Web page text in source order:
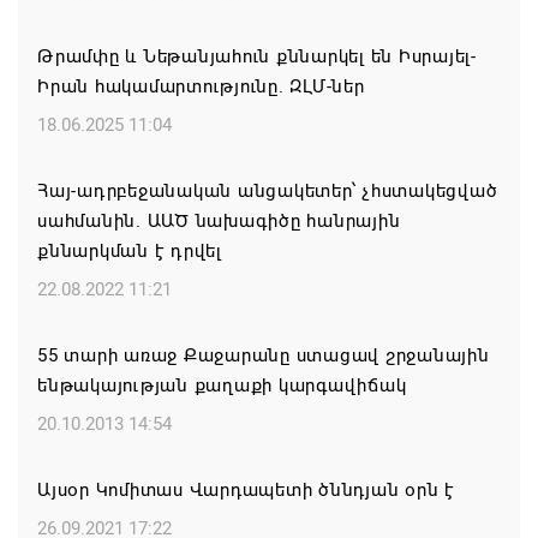
Եկեղեցու հեղինակության և նրա հոգևոր
առաքելության դեմ ուղղված ՀՀ
հակասահմանադրական են. ՀՅԴ Բյուրո
07.08.2026 11:52
ՀԲԸՄ-ն կոչ է անում կասեցնել Կաթողիկոսի եւ վեց
07.08.2026 11:50
Ավարտվեց Սյունիքի մարզի շախմատի
07.08.2026 11:42
Թրամփը և Նեթանյահուն քննարկել են Իսրայել-
Իրան հակամարտությունը. ԶԼՄ-ներ
18.06.2025 11:04
Հայ-ադրբեջանական անցակետեր՝ չհստակեցված
սահմանին. ԱԱԾ նախագիծը հանրային
քննարկման է դրվել
22.08.2022 11:21
55 տարի առաջ Քաջարանը ստացավ շրջանային
ենթակայության քաղաքի կարգավիճակ
20.10.2013 14:54
Այսօր Կոմիտաս Վարդապետի ծննդյան օրն է
26.09.2021 17:22